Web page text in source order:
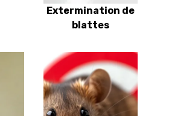
Extermination de
blattes